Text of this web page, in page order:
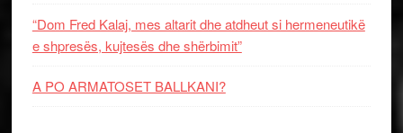
“Dom Fred Kalaj, mes altarit dhe atdheut si hermeneutikë
e shpresës, kujtesës dhe shërbimit”
A PO ARMATOSET BALLKANI?